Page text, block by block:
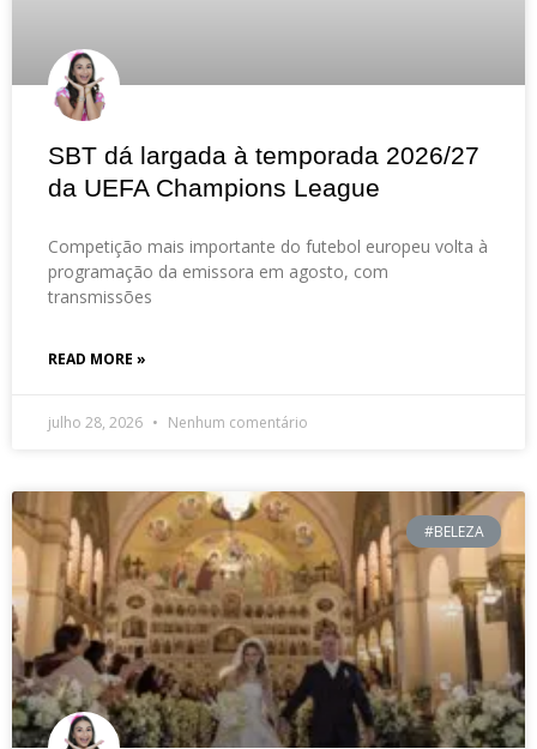
SBT dá largada à temporada 2026/27
da UEFA Champions League
Competição mais importante do futebol europeu volta à
programação da emissora em agosto, com
transmissões
READ MORE »
julho 28, 2026 Nenhum comentário
#BELEZA